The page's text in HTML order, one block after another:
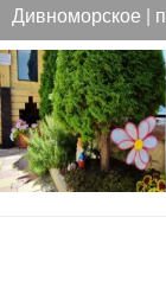
Дивноморское |